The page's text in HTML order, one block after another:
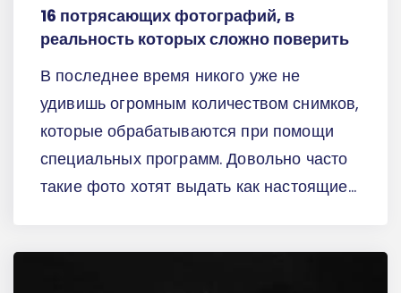
16 потрясающих фотографий, в
реальность которых сложно поверить
В последнее время никого уже не
удивишь огромным количеством снимков,
которые обрабатываются при помощи
специальных программ. Довольно часто
такие фото хотят выдать как настоящие...